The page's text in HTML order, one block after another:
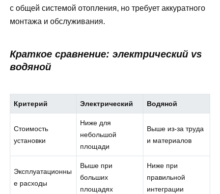
с общей системой отопления, но требует аккуратного
монтажа и обслуживания.
Краткое сравнение: электрический vs
водяной
Критерий Электрический Водяной
Стоимость
установки
Ниже для
небольшой
площади
Выше из‑за труда
и материалов
Эксплуатационны
е расходы
Выше при
больших
площадях
Ниже при
правильной
интеграции